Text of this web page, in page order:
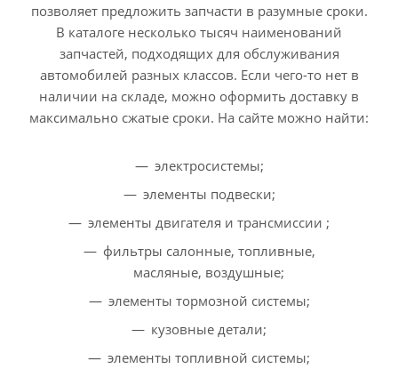
позволяет предложить запчасти в разумные сроки.
В каталоге несколько тысяч наименований
запчастей, подходящих для обслуживания
автомобилей разных классов. Если чего-то нет в
наличии на складе, можно оформить доставку в
максимально сжатые сроки. На сайте можно найти:
электросистемы;
элементы подвески;
элементы двигателя и трансмиссии ;
фильтры салонные, топливные,
масляные, воздушные;
элементы тормозной системы;
кузовные детали;
элементы топливной системы;